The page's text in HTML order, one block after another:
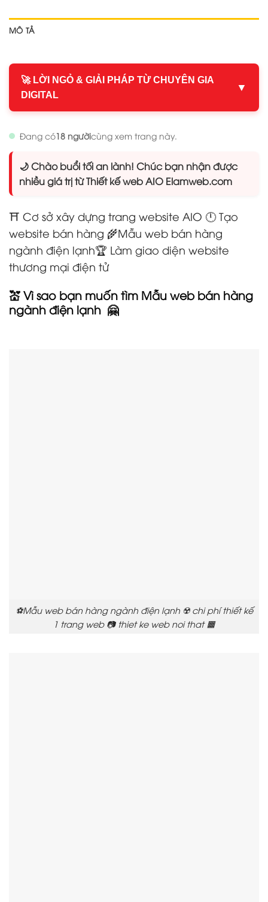
MÔ TẢ
🚀 LỜI NGỎ & GIẢI PHÁP TỪ CHUYÊN GIA
DIGITAL
▼
Đang có18 ngườicùng xem trang này.
🌙 Chào buổi tối an lành! Chúc bạn nhận được
nhiều giá trị từ Thiết kế web AIO Elamweb.com
⛩️ Cơ sở xây dựng trang website AIO 🕛 Tạo
website bán hàng 🌾Mẫu web bán hàng
ngành điện lạnh🏆 Làm giao diện website
thương mại điện tử
💒 Vì sao bạn muốn tìm Mẫu web bán hàng
ngành điện lạnh 🤗
⚽Mẫu web bán hàng ngành điện lạnh ☢️ chi phí thiết kế
1 trang web 📷 thiet ke web noi that 🟧